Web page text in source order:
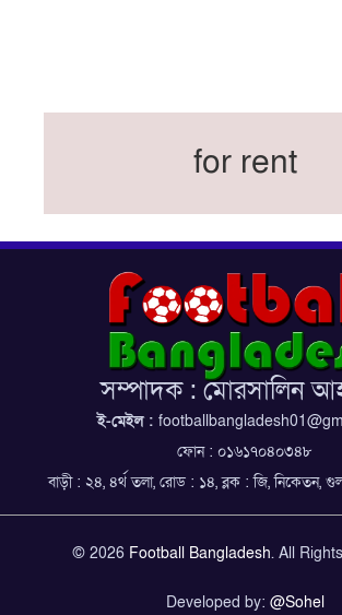
সরিয়ে নিয়েছে ইরান
বর্ষসেরা ক্রীড়াবিদ ও পপুলার চয়েজসহ
ব্রাজিলের বিশ্বকাপ দলে নেইমার,
ইতিহাস গড়ার অপেক্ষায় রোনালদো!
ফেডারেশন কাপ: আজকের ফাইনাল
কুল-বিএসপিএ অ্যাওয়ার্ডের সংক্ষিপ্ত
ঋতুপর্ণা
বসুন্ধরা কিংসের ষষ্ঠ শিরোপা জয়
for rent
সম্পাদক : মোরসালিন
ই-মেইল :
ফোন : ০১৬১৭০৪০৩৪৮
বাড়ী : ২৪, ৪র্থ তলা, রোড : ১৪, ব্লক : জি, নিকেতন,
© 2026 Football Bangladesh. All
Developed by: @Sohel